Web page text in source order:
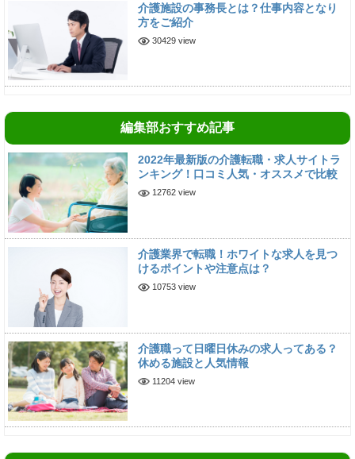
介護施設の事務長とは？仕事内容となり
方をご紹介
30429 view
編集部おすすめ記事
2022年最新版の介護転職・求人サイトラ
ンキング！口コミ人気・オススメで比較
12762 view
介護業界で転職！ホワイトな求人を見つ
けるポイントや注意点は？
10753 view
介護職って日曜日休みの求人ってある？
休める施設と人気情報
11204 view